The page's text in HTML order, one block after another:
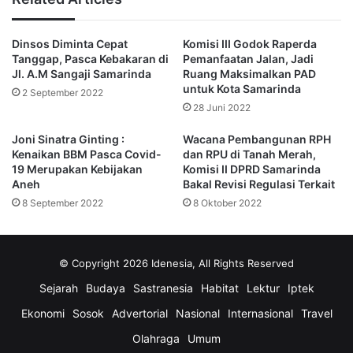
DPRD Samrinda
Muhammad Novan Syahrony Pasie
Reklame
Dinsos Diminta Cepat
Tanggap, Pasca Kebakaran di
Jl. A.M Sangaji Samarinda
2 September 2022
Komisi III Godok Raperda
Pemanfaatan Jalan, Jadi
Ruang Maksimalkan PAD
untuk Kota Samarinda
28 Juni 2022
Joni Sinatra Ginting :
Kenaikan BBM Pasca Covid-
19 Merupakan Kebijakan
Aneh
8 September 2022
Wacana Pembangunan RPH
dan RPU di Tanah Merah,
Komisi II DPRD Samarinda
Bakal Revisi Regulasi Terkait
8 Oktober 2022
© Copyright 2026 Idenesia, All Rights Reserved
Sejarah Budaya Sastranesia Habitat Lektur
Iptek
Ekonomi
Sosok Advertorial Nasional Internasional
Travel
Olahraga
Umum